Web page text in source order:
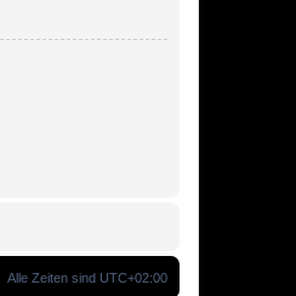
Alle Zeiten sind UTC+02:00